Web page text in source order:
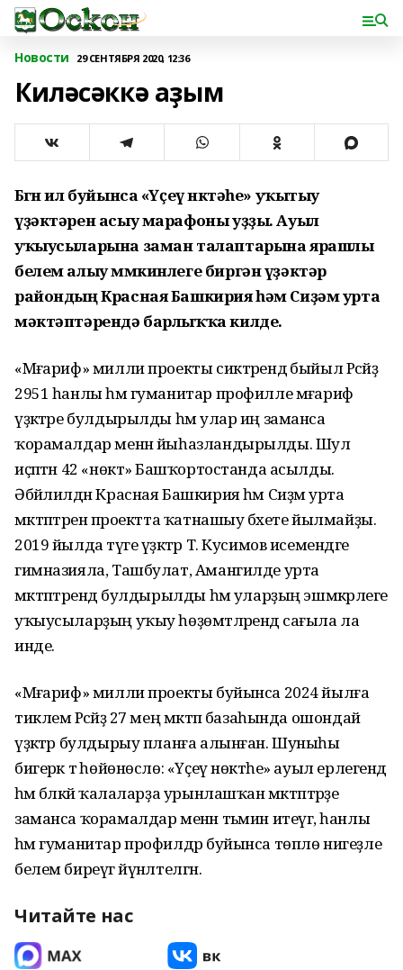
Новости 29 СЕНТЯБРЯ 2020, 12:36
Киләсәккә аҙым
Бөгөн ил буйынса «Үҫеү нөктәһе» уҡытыу
үҙәктәрен асыу марафоны уҙҙы. Ауыл
уҡыусыларына заман талаптарына ярашлы
белем алыу мөмкинлеге биргән үҙәктәр
райондың Красная Башкирия һәм Сиҙәм урта
мәктәптәрендә барлыҡҡа килде.
«Мәғариф» милли проекты сиктәрендә быйыл Рәсәйҙә
2951 һанлы һәм гуманитар профилле мәғариф
үҙәктәре булдырылды һәм улар иң заманса
ҡорамалдар менән йыһазландырылды. Шул
иҫәптән 42 «нөктә» Башҡортостанда асылды.
Әбйәлилдән Красная Башкирия һәм Сиҙәм урта
мәктәптәренә проектта ҡатнашыу бәхете йылмайҙы.
2019 йылда тәүге үҙәктәр Т. Кусимов исемендәге
гимназияла, Ташбулат, Амангилде урта
мәктәптәрендә булдырылды һәм уларҙың эшмәкәрлеге
уҡыусыларҙың уҡыу һөҙөмтәләрендә сағыла ла
инде.
«Мәғариф» милли проекты буйынса 2024 йылға
тиклем Рәсәйҙә 27 мең мәктәп базаһында ошондай
үҙәктәр булдырыу планға алынған. Шуныһы
бигерәк тә һөйөнөслө: «Үҫеү нөктәһе» ауыл ерлегендә
һәм бәләкәй ҡалаларҙа урынлашҡан мәктәптәрҙе
заманса ҡорамалдар менән тәьмин итеүгә, һанлы
һәм гуманитар профилдәр буйынса төплө нигеҙле
белем биреүгә йүнәлтелгән.
Читайте нас